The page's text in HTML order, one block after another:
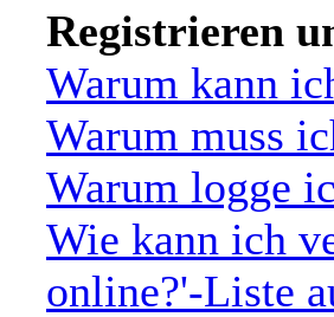
Registrieren
Warum kann
Warum muss
Warum logge
Wie kann ich
online?'-Liste